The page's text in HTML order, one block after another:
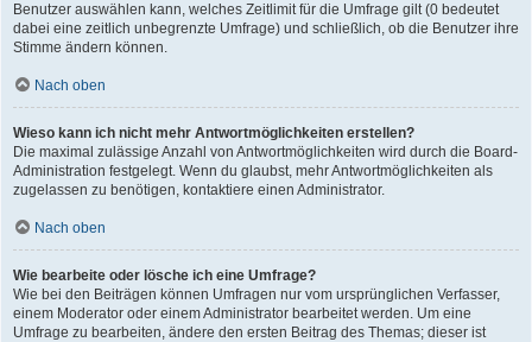
Benutzer auswählen kann, welches Zeitlimit für die Umfrage gilt (0 bedeutet
dabei eine zeitlich unbegrenzte Umfrage) und schließlich, ob die Benutzer ihre
Stimme ändern können.
Nach oben
Wieso kann ich nicht mehr Antwortmöglichkeiten erstellen?
Die maximal zulässige Anzahl von Antwortmöglichkeiten wird durch die Board-
Administration festgelegt. Wenn du glaubst, mehr Antwortmöglichkeiten als
zugelassen zu benötigen, kontaktiere einen Administrator.
Nach oben
Wie bearbeite oder lösche ich eine Umfrage?
Wie bei den Beiträgen können Umfragen nur vom ursprünglichen Verfasser,
einem Moderator oder einem Administrator bearbeitet werden. Um eine
Umfrage zu bearbeiten, ändere den ersten Beitrag des Themas; dieser ist